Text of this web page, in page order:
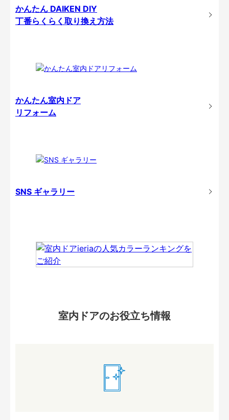
かんたん DAIKEN DIY
丁番らくらく取り換え方法
かんたん室内ドア
リフォーム
SNS ギャラリー
室内ドアのお役立ち情報